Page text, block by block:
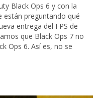
Black Ops 6 y con la
están preguntando qué
entrega del FPS de
que Black Ops 7 no
Ops 6. Así es, no se